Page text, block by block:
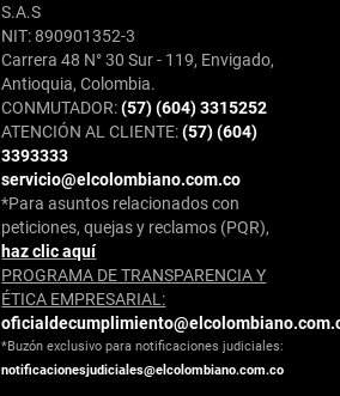
S.A.S
NIT: 890901352-3
Carrera 48 N° 30 Sur - 119, Envigado,
Antioquia, Colombia.
CONMUTADOR:(57) (604) 3315252
ATENCIÓN AL CLIENTE:(57) (604)
3393333
servicio@elcolombiano.com.co
*Para asuntos relacionados con
peticiones, quejas y reclamos (PQR),
haz clic aquí
PROGRAMA DE TRANSPARENCIA Y
ÉTICA EMPRESARIAL:
*Buzón exclusivo para notificaciones judiciales:
notificacionesjudiciales@elcolombiano.com.co